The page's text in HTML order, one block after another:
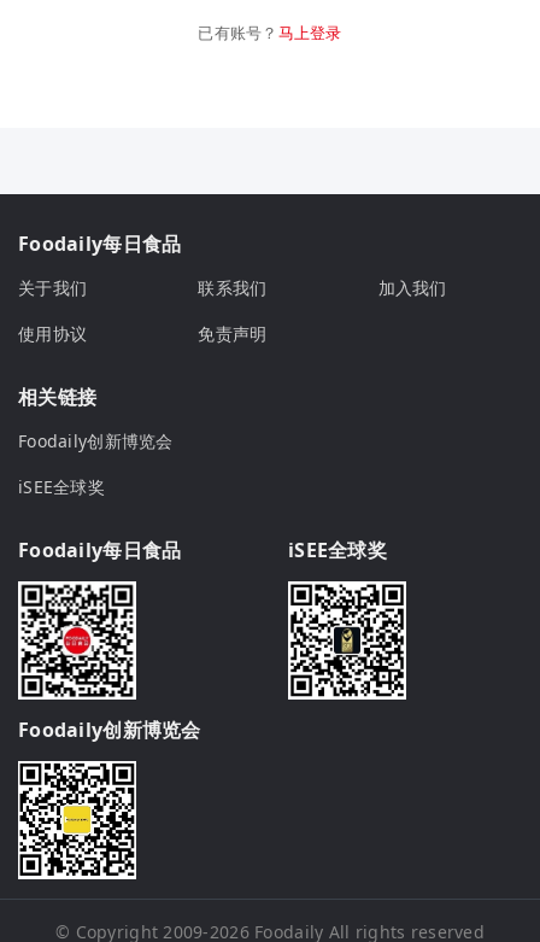
已有账号？ 马上登录
Foodaily每日食品
关于我们 联系我们
加入我们
使用协议
免责声明
相关链接
Foodaily创新博览会
iSEE全球奖
Foodaily每日食品 iSEE全球奖
Foodaily创新博览会
© Copyright 2009-2026 Foodaily All rights reserved